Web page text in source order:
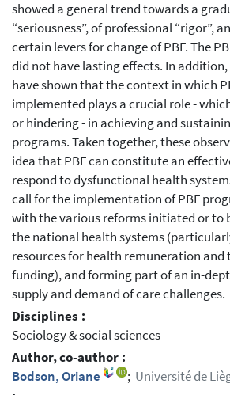
showed a general trend towards a
“seriousness”, of professional “rigor”,
certain levers for change of PBF. The
did not have lasting effects. In
have shown that the context in which
implemented plays a crucial role -
or hindering - in achieving and
programs. Taken together, these
idea that PBF can constitute an
respond to dysfunctional health
call for the implementation of PBF
with the various reforms initiated or to
the national health systems
resources for health remuneration
funding), and forming part of an in-
supply and demand of care challenges.
Disciplines :
Sociology & social sciences
Author, co-author :
Bodson, Oriane
; Université de